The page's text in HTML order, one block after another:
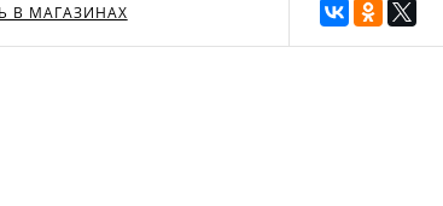
В МАГАЗИНАХ